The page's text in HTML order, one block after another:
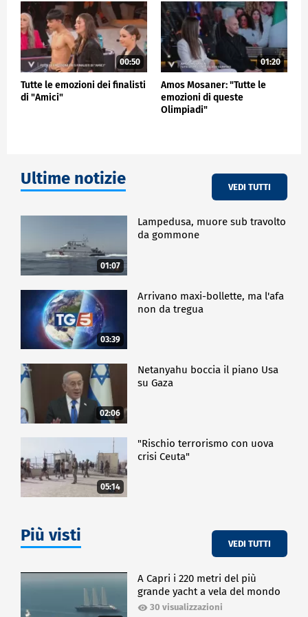
film romantico con uno stile alla Woody Allen,
ingaggiando il pubblico in un giuoco creativo
insolito. Il risultato è una commedia corale che dà
vita a quelle paure, aspirazioni, disagi, sensazioni
che si provano al primo appuntamento, quindi una
storia in cui tutti si possono, in qualche modo,
riconoscere.
00:50
Tutte le emozioni dei finalisti
di "Amici"
01:20
Amos Mosaner: "Tutte le
emozioni di queste
Olimpiadi"
Ultime notizie VEDI TUTTI
01:07
Lampedusa, muore sub travolto
da gommone
03:39
Arrivano maxi-bollette, ma l'afa
non da tregua
02:06
Netanyahu boccia il piano Usa
su Gaza
05:14
"Rischio terrorismo con uova
crisi Ceuta"
Più visti VEDI TUTTI
A Capri i 220 metri del più
grande yacht a vela del mondo
30 visualizzazioni